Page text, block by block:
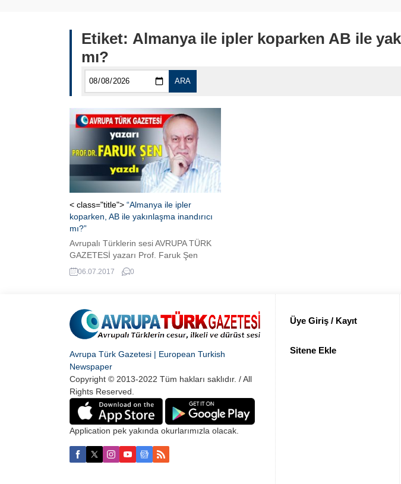
Etiket: Almanya ile ipler koparken AB ile
mı?
ARA
< class="title"> “Almanya ile ipler
koparken, AB ile yakınlaşma inandırıcı
mı?”
Avrupalı Türklerin sesi AVRUPA TÜRK
GAZETESİ yazarı Prof. Faruk Şen
gündemi yorumladı.
06.07.2017 0
Avrupa Türk Gazetesi | European Turkish
Newspaper
Copyright © 2013-2022 Tüm hakları saklıdır. / All
Rights Reserved.
Application pek yakında okurlarımızla olacak.
Üye Giriş / Kayıt
Sitene Ekle